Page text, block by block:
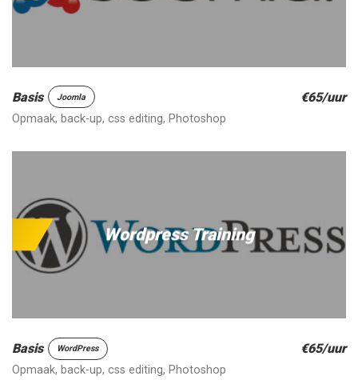
Basis Joomla €65/uur
Opmaak, back-up, css editing, Photoshop
Wordpress Training
Basis WordPress €65/uur
Opmaak, back-up, css editing, Photoshop